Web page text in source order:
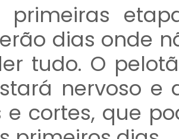
primeiras
dias onde
tudo. O
nervoso
e cortes, que